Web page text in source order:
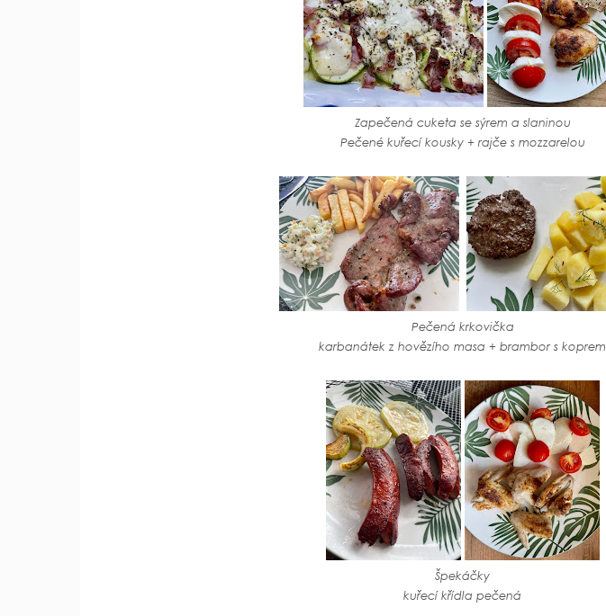
Zapečená cuketa se sýrem a slaninou
Pečené kuřecí kousky + rajče s mozzarelou
Pečená krkovička
karbanátek z hovězího masa + brambor s koprem
Špekáčky
kuřecí křídla pečená